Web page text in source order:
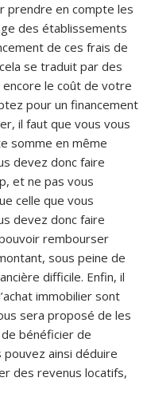
prendre en compte les
des établissements
de ces frais de
se traduit par des
le coût de votre
pour un financement
il faut que vous vous
somme en même
devez donc faire
et ne pas vous
celle que vous
devez donc faire
rembourser
sous peine de
difficile. Enfin, il
immobilier sont
sera proposé de les
bénéficier de
pouvez ainsi déduire
des revenus locatifs,